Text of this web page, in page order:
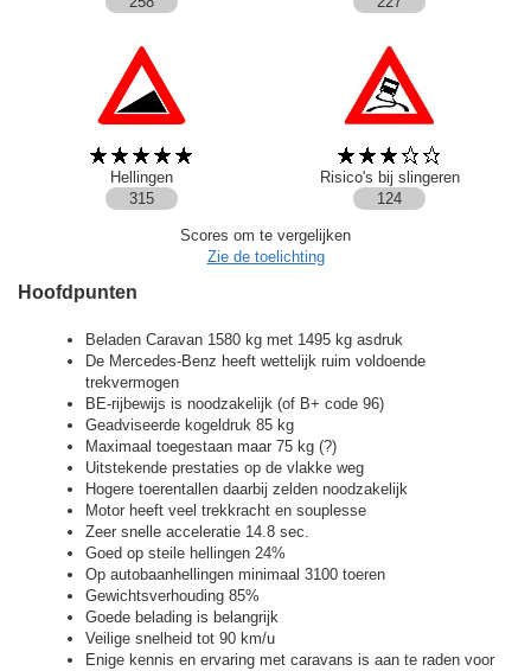
Hellingen
Risico's bij slingeren
315
124
Scores om te vergelijken
Zie de toelichting
Hoofdpunten
Beladen Caravan 1580 kg met 1495 kg asdruk
De Mercedes-Benz heeft wettelijk ruim voldoende
trekvermogen
BE-rijbewijs is noodzakelijk (of B+ code 96)
Geadviseerde kogeldruk 85 kg
Maximaal toegestaan maar 75 kg (?)
Uitstekende prestaties op de vlakke weg
Hogere toerentallen daarbij zelden noodzakelijk
Motor heeft veel trekkracht en souplesse
Zeer snelle acceleratie 14.8 sec.
Goed op steile hellingen 24%
Op autobaanhellingen minimaal 3100 toeren
Gewichtsverhouding 85%
Goede belading is belangrijk
Veilige snelheid tot 90 km/u
Enige kennis en ervaring met caravans is aan te raden voor